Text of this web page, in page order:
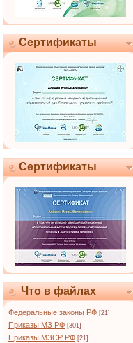
Сертификаты
Сертификаты
Что в файлах
Федеральные законы РФ [21]
Приказы МЗ РФ [301]
Приказы МЗСР РФ [21]